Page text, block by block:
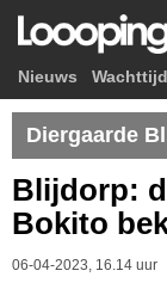
Nieuws
Diergaarde
Blijdorp:
Bokito
06-04-2023, 16.14 uur